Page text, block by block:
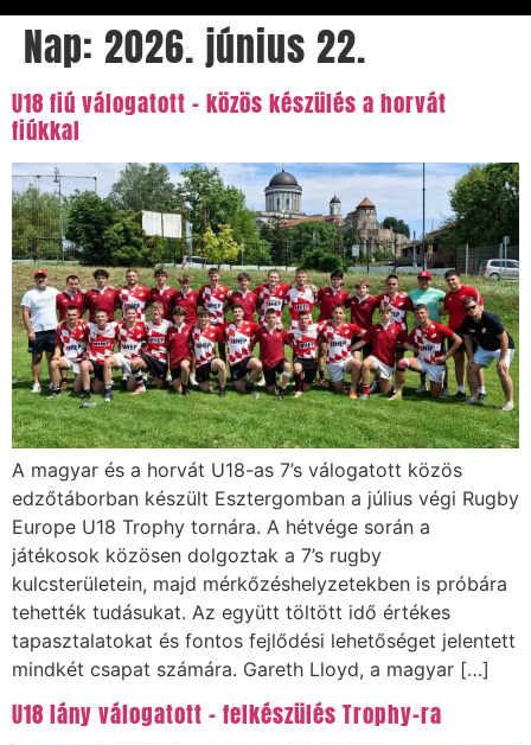
Nap: 2026. június 22.
U18 fiú válogatott – közös készülés a horvát
fiúkkal
A magyar és a horvát U18-as 7’s válogatott közös
edzőtáborban készült Esztergomban a július végi Rugby
Europe U18 Trophy tornára. A hétvége során a
játékosok közösen dolgoztak a 7’s rugby
kulcsterületein, majd mérkőzéshelyzetekben is próbára
tehették tudásukat. Az együtt töltött idő értékes
tapasztalatokat és fontos fejlődési lehetőséget jelentett
mindkét csapat számára. Gareth Lloyd, a magyar […]
U18 lány válogatott – felkészülés Trophy-ra